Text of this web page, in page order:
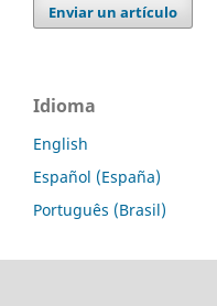
Enviar un artículo
Idioma
English
Español (España)
Português (Brasil)